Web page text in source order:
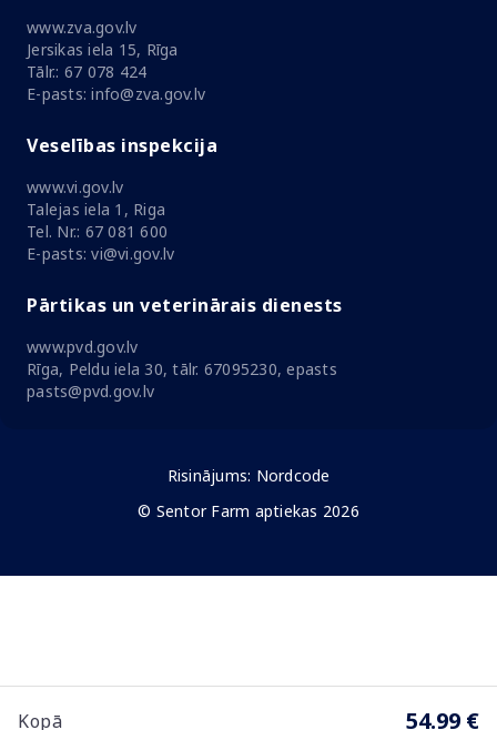
Kopā 54.99 €
www.zva.gov.lv
Jersikas iela 15, Rīga
Tālr.: 67 078 424
E-pasts: info@zva.gov.lv
Veselības inspekcija
www.vi.gov.lv
Talejas iela 1, Riga
Tel. Nr.: 67 081 600
E-pasts: vi@vi.gov.lv
Pārtikas un veterinārais dienests
www.pvd.gov.lv
Rīga, Peldu iela 30, tālr. 67095230, epasts
pasts@pvd.gov.lv
Risinājums: Nordcode
© Sentor Farm aptiekas 2026